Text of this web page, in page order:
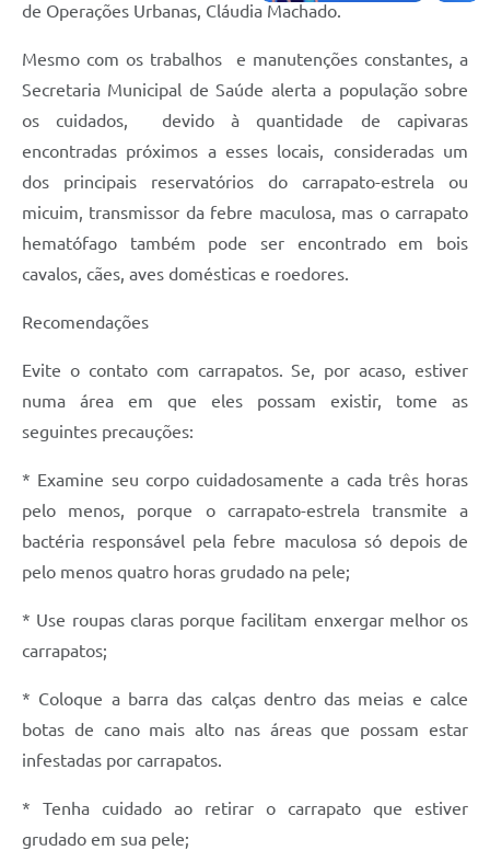
de Operações Urbanas, Cláudia Machado.
Mesmo com os trabalhos e manutenções constantes, a
Secretaria Municipal de Saúde alerta a população sobre
os cuidados, devido à quantidade de capivaras
encontradas próximos a esses locais, consideradas um
dos principais reservatórios do carrapato-estrela ou
micuim, transmissor da febre maculosa, mas o carrapato
hematófago também pode ser encontrado em bois
cavalos, cães, aves domésticas e roedores.
Recomendações
Evite o contato com carrapatos. Se, por acaso, estiver
numa área em que eles possam existir, tome as
seguintes precauções:
* Examine seu corpo cuidadosamente a cada três horas
pelo menos, porque o carrapato-estrela transmite a
bactéria responsável pela febre maculosa só depois de
pelo menos quatro horas grudado na pele;
* Use roupas claras porque facilitam enxergar melhor os
carrapatos;
* Coloque a barra das calças dentro das meias e calce
botas de cano mais alto nas áreas que possam estar
infestadas por carrapatos.
* Tenha cuidado ao retirar o carrapato que estiver
grudado em sua pele;